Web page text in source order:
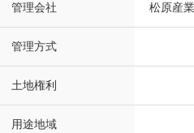
管理会社 松原産業
管理方式
土地権利
用途地域